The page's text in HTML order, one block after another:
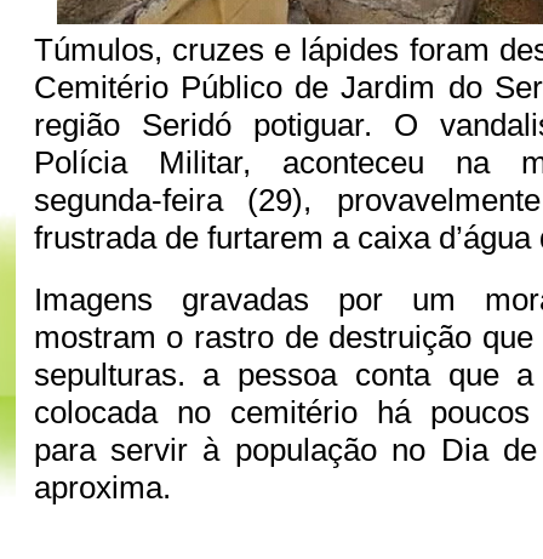
Túmulos, cruzes e lápides foram
Cemitério Público de Jardim do
região Seridó potiguar. O
Polícia Militar, aconteceu na
segunda-feira (29),
frustrada de furtarem a caixa
Imagens gravadas por um
mostram o rastro de destruição
sepulturas. a pessoa conta que a
colocada no cemitério há poucos
para servir à população no Dia
aproxima.